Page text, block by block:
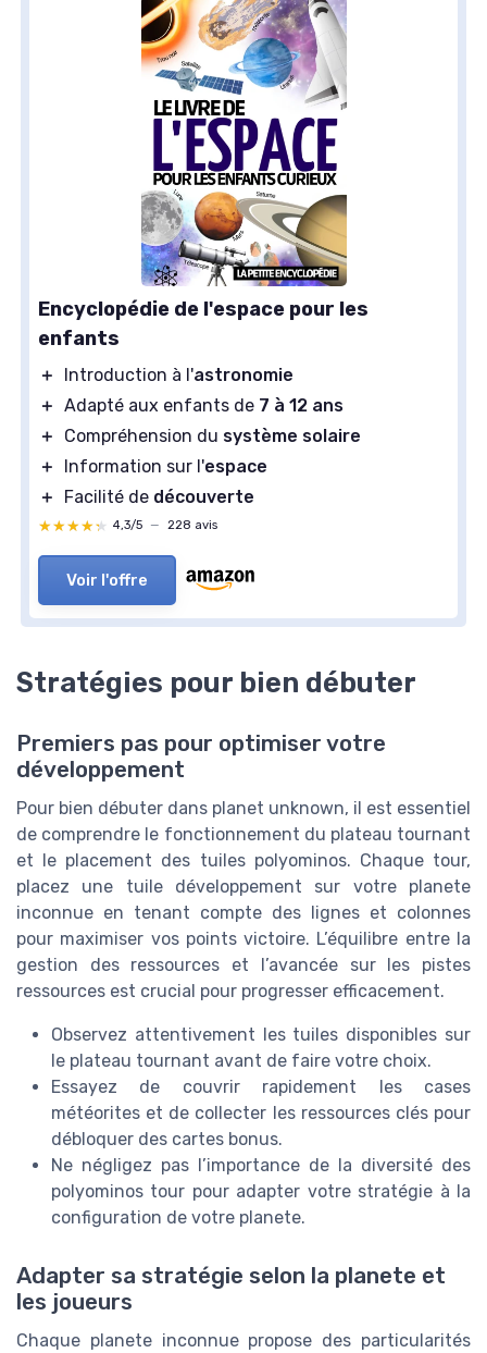
Encyclopédie de l'espace pour les
enfants
＋ Introduction à l'astronomie
＋ Adapté aux enfants de 7 à 12 ans
＋
Compréhension du système solaire
＋
Information sur l'espace
＋
Facilité de découverte
★★★★★
★★★★★ 4,3/5 — 228 avis
Voir l'offre
Stratégies pour bien débuter
Premiers pas pour optimiser votre
développement
Pour bien débuter dans planet unknown, il est essentiel
de comprendre le fonctionnement du plateau tournant
et le placement des tuiles polyominos. Chaque tour,
placez une tuile développement sur votre planete
inconnue en tenant compte des lignes et colonnes
pour maximiser vos points victoire. L’équilibre entre la
gestion des ressources et l’avancée sur les pistes
ressources est crucial pour progresser efficacement.
Observez attentivement les tuiles disponibles sur
le plateau tournant avant de faire votre choix.
Essayez de couvrir rapidement les cases
météorites et de collecter les ressources clés pour
débloquer des cartes bonus.
Ne négligez pas l’importance de la diversité des
polyominos tour pour adapter votre stratégie à la
configuration de votre planete.
Adapter sa stratégie selon la planete et
les joueurs
Chaque planete inconnue propose des particularités